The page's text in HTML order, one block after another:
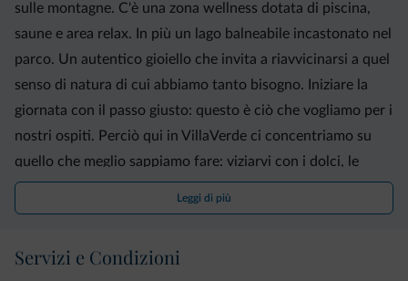
sulle montagne. C'è una zona wellness dotata di piscina,
saune e area relax. In più un lago balneabile incastonato nel
parco. Un autentico gioiello che invita a riavvicinarsi a quel
senso di natura di cui abbiamo tanto bisogno. Iniziare la
giornata con il passo giusto: questo è ciò che vogliamo per i
nostri ospiti. Perciò qui in VillaVerde ci concentriamo su
quello che meglio sappiamo fare: viziarvi con i dolci, le
torte salate, le marmellate fatte in casa e offrirvi una vasta
scelta variegata di pane biologico, la frutta fresca e i succhi
Leggi di più
Servizi e Condizioni